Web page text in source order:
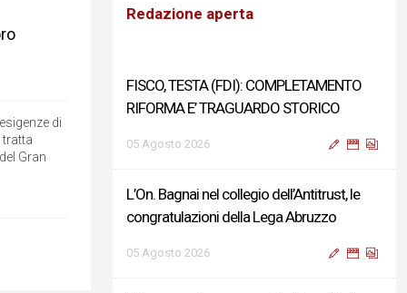
di
Gran
Redazione aperta
FISCO, TESTA (FDI): COMPLETAMENTO
RIFORMA E’ TRAGUARDO STORICO
05 Agosto 2026
L’On. Bagnai nel collegio dell’Antitrust, le
congratulazioni della Lega Abruzzo
05 Agosto 2026